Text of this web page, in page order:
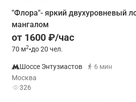
"Флора"- яркий двухуровневый
мангалом
от 1600 ₽/час
70 м2•до 20 чел.
Шоссе Энтузиастов
6 мин
Москва
326